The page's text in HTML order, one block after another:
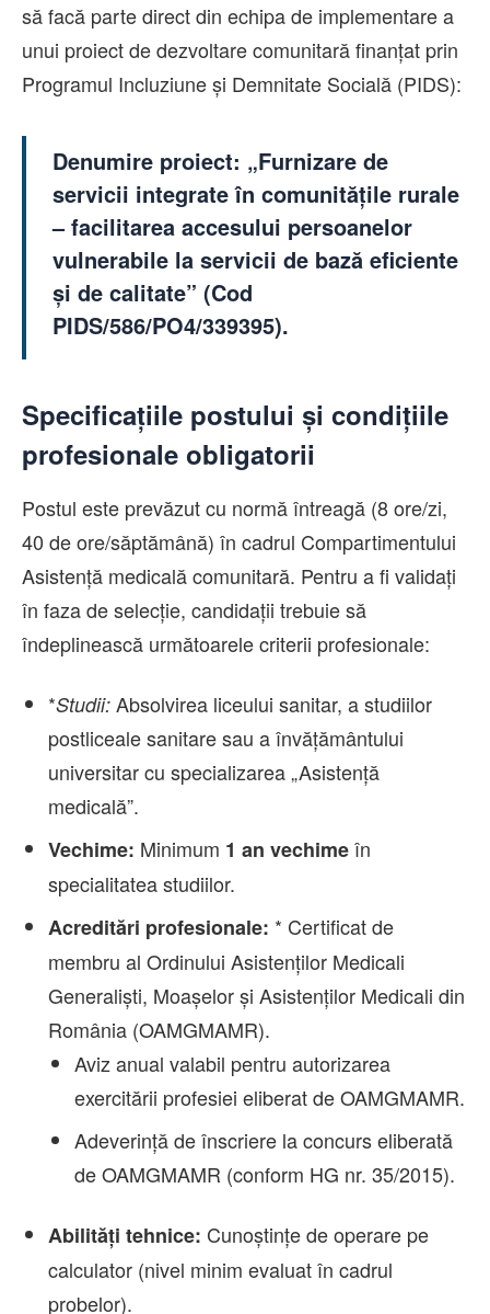
să facă parte direct din echipa de implementare a
unui proiect de dezvoltare comunitară finanțat prin
Programul Incluziune și Demnitate Socială (PIDS):
Denumire proiect: „Furnizare de
servicii integrate în comunitățile rurale
– facilitarea accesului persoanelor
vulnerabile la servicii de bază eficiente
și de calitate” (Cod
PIDS/586/PO4/339395).
Specificațiile postului și condițiile
profesionale obligatorii
Postul este prevăzut cu normă întreagă (8 ore/zi,
40 de ore/săptămână) în cadrul Compartimentului
Asistență medicală comunitară. Pentru a fi validați
în faza de selecție, candidații trebuie să
îndeplinească următoarele criterii profesionale:
*Studii: Absolvirea liceului sanitar, a studiilor
postliceale sanitare sau a învățământului
universitar cu specializarea „Asistență
medicală”.
Vechime: Minimum 1 an vechimeîn
specialitatea studiilor.
Acreditări profesionale: * Certificat de
membru al Ordinului Asistenților Medicali
Generaliști, Moașelor și Asistenților Medicali din
România (OAMGMAMR).
Aviz anual valabil pentru autorizarea
exercitării profesiei eliberat de OAMGMAMR.
Adeverință de înscriere la concurs eliberată
de OAMGMAMR (conform HG nr. 35/2015).
Abilități tehnice: Cunoștințe de operare pe
calculator (nivel minim evaluat în cadrul
probelor).